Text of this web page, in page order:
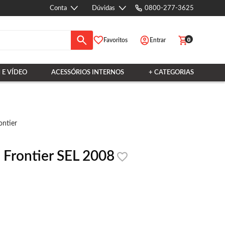
Conta Dúvidas 0800-277-3625
Favoritos Entrar 0
E VÍDEO ACESSÓRIOS INTERNOS + CATEGORIAS
SEL 2008